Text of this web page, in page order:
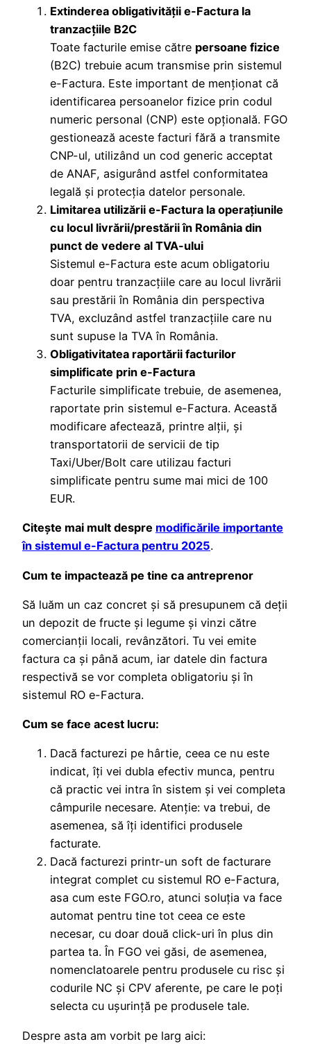
Extinderea obligativității e-Factura la
tranzacțiile B2C
Toate facturile emise către persoane fizice
(B2C) trebuie acum transmise prin sistemul
e-Factura. Este important de menționat că
identificarea persoanelor fizice prin codul
numeric personal (CNP) este opțională. FGO
gestionează aceste facturi fără a transmite
CNP-ul, utilizând un cod generic acceptat
de ANAF, asigurând astfel conformitatea
legală și protecția datelor personale.
Limitarea utilizării e-Factura la operațiunile
cu locul livrării/prestării în România din
punct de vedere al TVA-ului
Sistemul e-Factura este acum obligatoriu
doar pentru tranzacțiile care au locul livrării
sau prestării în România din perspectiva
TVA, excluzând astfel tranzacțiile care nu
sunt supuse la TVA în România.
Obligativitatea raportării facturilor
simplificate prin e-Factura
Facturile simplificate trebuie, de asemenea,
raportate prin sistemul e-Factura. Această
modificare afectează, printre alții, și
transportatorii de servicii de tip
Taxi/Uber/Bolt care utilizau facturi
simplificate pentru sume mai mici de 100
EUR.
Citeşte mai mult despre modificările importante
în sistemul e-Factura pentru 2025.
Cum te impactează pe tine ca antreprenor
Să luăm un caz concret şi să presupunem că deţii
un depozit de fructe şi legume şi vinzi către
comercianţii locali, revânzători. Tu vei emite
factura ca şi până acum, iar datele din factura
respectivă se vor completa obligatoriu şi în
sistemul RO e-Factura.
Cum se face acest lucru:
Dacă facturezi pe hârtie, ceea ce nu este
indicat, îți vei dubla efectiv munca, pentru
că practic vei intra în sistem şi vei completa
câmpurile necesare. Atenție: va trebui, de
asemenea, să îți identifici produsele
facturate.
Dacă facturezi printr-un soft de facturare
integrat complet cu sistemul RO e-Factura,
asa cum este FGO.ro, atunci soluția va face
automat pentru tine tot ceea ce este
necesar, cu doar două click-uri în plus din
partea ta. În FGO vei găsi, de asemenea,
nomenclatoarele pentru produsele cu risc și
codurile NC și CPV aferente, pe care le poți
selecta cu ușurință pe produsele tale.
Despre asta am vorbit pe larg aici: